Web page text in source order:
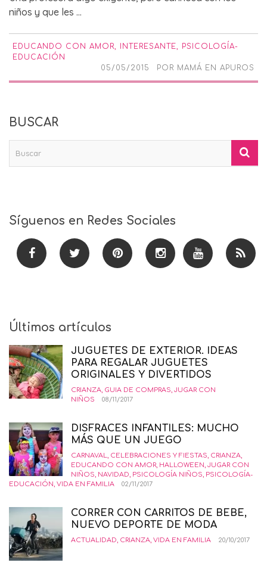
niños y que les ...
EDUCANDO CON AMOR, INTERESANTE, PSICOLOGÍA-
EDUCACIÓN
05/05/2015
POR MAMÁ EN APUROS
BUSCAR
Síguenos en Redes Sociales
Últimos artículos
JUGUETES DE EXTERIOR. IDEAS
PARA REGALAR JUGUETES
ORIGINALES Y DIVERTIDOS
CRIANZA, GUIA DE COMPRAS, JUGAR CON
NIÑOS
08/11/2017
DISFRACES INFANTILES: MUCHO
MÁS QUE UN JUEGO
CARNAVAL, CELEBRACIONES Y FIESTAS, CRIANZA,
EDUCANDO CON AMOR, HALLOWEEN, JUGAR CON
NIÑOS, NAVIDAD, PSICOLOGÍA NIÑOS, PSICOLOGÍA-
EDUCACIÓN, VIDA EN FAMILIA 02/11/2017
CORRER CON CARRITOS DE BEBE,
NUEVO DEPORTE DE MODA
ACTUALIDAD, CRIANZA, VIDA EN FAMILIA 20/10/2017